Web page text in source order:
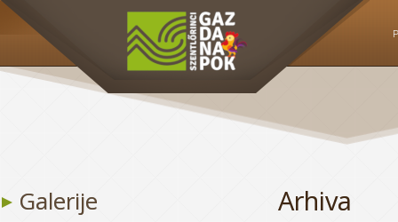
Galerije Arhiva